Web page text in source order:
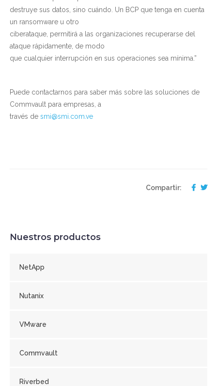
destruye sus datos, sino cuándo. Un BCP que tenga en cuenta
un ransomware u otro
ciberataque, permitirá a las organizaciones recuperarse del
ataque rápidamente, de modo
que cualquier interrupción en sus operaciones sea mínima.”
Puede contactarnos para saber más sobre las soluciones de
Commvault para empresas, a
través de smi@smi.com.ve
Compartir:
Nuestros productos
NetApp
Nutanix
VMware
Commvault
Riverbed